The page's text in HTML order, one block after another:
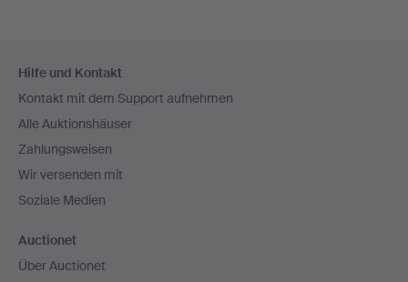
Navigation
Hilfe und Kontakt
Kontakt mit dem Support aufnehmen
Alle Auktionshäuser
Zahlungsweisen
Wir versenden mit
Soziale Medien
Auctionet
Über Auctionet